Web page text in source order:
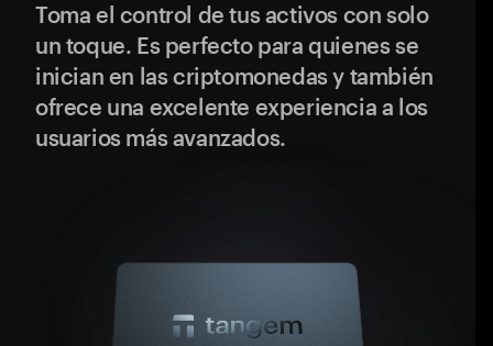
Toma el control de tus activos con solo
un toque. Es perfecto para quienes se
inician en las criptomonedas y también
ofrece una excelente experiencia a los
usuarios más avanzados.